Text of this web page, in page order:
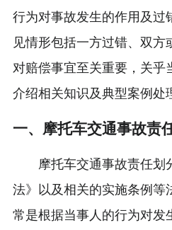
行为对事故发生的作用及过
见情形包括一方过错、双方
对赔偿事宜至关重要，关乎
介绍相关知识及典型案例处
一、摩托车交通事故责
摩托车交通事故责任划
法》以及相关的实施条例等
常是根据当事人的行为对发